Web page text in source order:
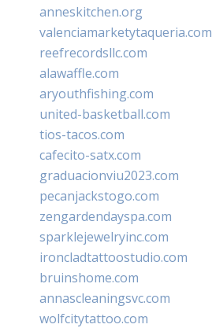
anneskitchen.org
valenciamarketytaqueria.com
reefrecordsllc.com
alawaffle.com
aryouthfishing.com
united-basketball.com
tios-tacos.com
cafecito-satx.com
graduacionviu2023.com
pecanjackstogo.com
zengardendayspa.com
sparklejewelryinc.com
ironcladtattoostudio.com
bruinshome.com
annascleaningsvc.com
wolfcitytattoo.com